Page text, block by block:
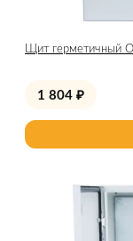
Щит герметичный
1 804 ₽